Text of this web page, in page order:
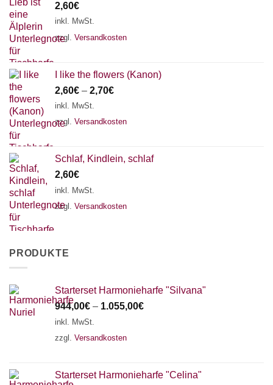
2,60€
inkl. MwSt.
zzgl. Versandkosten
I like the flowers (Kanon)
2,60€ – 2,70€
inkl. MwSt.
zzgl. Versandkosten
Schlaf, Kindlein, schlaf
2,60€
inkl. MwSt.
zzgl. Versandkosten
PRODUKTE
Starterset Harmonieharfe "Silvana"
944,00€ – 1.055,00€
inkl. MwSt.
zzgl. Versandkosten
Starterset Harmonieharfe "Celina"